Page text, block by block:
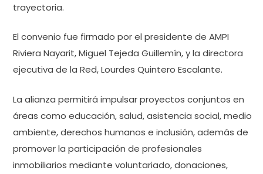
trayectoria.
El convenio fue firmado por el presidente de AMPI
Riviera Nayarit, Miguel Tejeda Guillemín, y la directora
ejecutiva de la Red, Lourdes Quintero Escalante.
La alianza permitirá impulsar proyectos conjuntos en
áreas como educación, salud, asistencia social, medio
ambiente, derechos humanos e inclusión, además de
promover la participación de profesionales
inmobiliarios mediante voluntariado, donaciones,